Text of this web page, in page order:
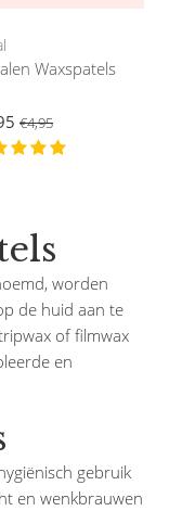
Waxspatels
€4,95
worden
de huid aan te
of filmwax
en
gebruik
en wenkbrauwen